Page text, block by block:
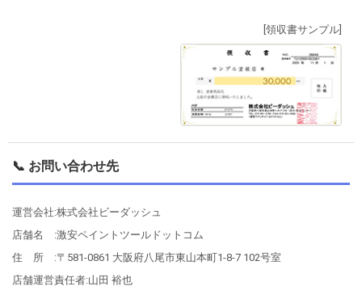
[領収書サンプル]
📞 お問い合わせ先
運営会社:株式会社ビーダッシュ
店舗名 :激安ペイントツールドットコム
住 所 :〒581-0861 大阪府八尾市東山本町1-8-7 102号室
店舗運営責任者:山田 裕也